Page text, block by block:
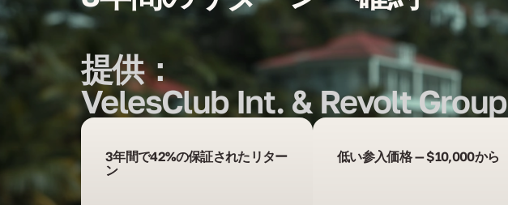
提供：
VelesClub Int. & Revolt Group
3年間で42%の保証されたリター
ン
低い参入価格 — $10,000から